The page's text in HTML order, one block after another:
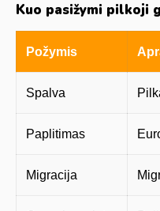
Kuo pasižymi pilkoji
Požymis
Spalva
Paplitimas
Migracija